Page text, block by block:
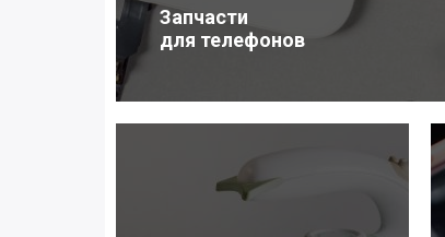
Запчасти
для телефонов